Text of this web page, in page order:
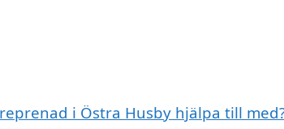
i Östra Husby hjälpa till